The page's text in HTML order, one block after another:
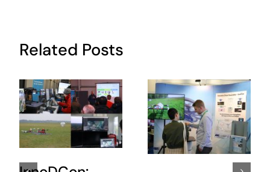
Related Posts